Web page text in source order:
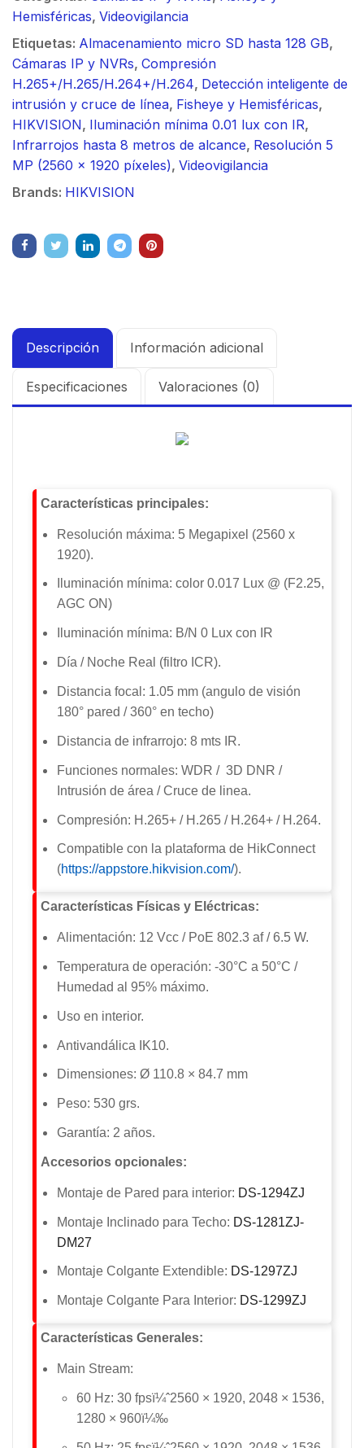
Hemisféricas, Videovigilancia
Etiquetas: Almacenamiento micro SD hasta 128 GB,
Cámaras IP y NVRs, Compresión
H.265+/H.265/H.264+/H.264, Detección inteligente de
intrusión y cruce de línea, Fisheye y Hemisféricas,
HIKVISION, Iluminación mínima 0.01 lux con IR,
Infrarrojos hasta 8 metros de alcance, Resolución 5
MP (2560 x 1920 píxeles), Videovigilancia
Brands: HIKVISION
Descripción Información adicional
Especificaciones Valoraciones (0)
Características principales:
Resolución máxima: 5 Megapixel (2560 x
1920).
Iluminación mínima: color 0.017 Lux @ (F2.25,
AGC ON)
Iluminación mínima: B/N 0 Lux con IR
Día / Noche Real (filtro ICR).
Distancia focal: 1.05 mm (angulo de visión
180° pared / 360° en techo)
Distancia de infrarrojo: 8 mts IR.
Funciones normales: WDR / 3D DNR /
Intrusión de área / Cruce de linea.
Compresión: H.265+ / H.265 / H.264+ / H.264.
Compatible con la plataforma de HikConnect
(https://appstore.hikvision.com/).
Características Físicas y Eléctricas:
Alimentación: 12 Vcc / PoE 802.3 af / 6.5 W.
Temperatura de operación: -30°C a 50°C /
Humedad al 95% máximo.
Uso en interior.
Antivandálica IK10.
Dimensiones: Ø 110.8 × 84.7 mm
Peso: 530 grs.
Garantía: 2 años.
Accesorios opcionales:
Montaje de Pared para interior: DS-1294ZJ
Montaje Inclinado para Techo: DS-1281ZJ-
DM27
Montaje Colgante Extendible: DS-1297ZJ
Montaje Colgante Para Interior: DS-1299ZJ
Características Generales:
Main Stream:
60 Hz: 30 fpsï¼ˆ2560 × 1920, 2048 × 1536,
1280 × 960ï¼‰